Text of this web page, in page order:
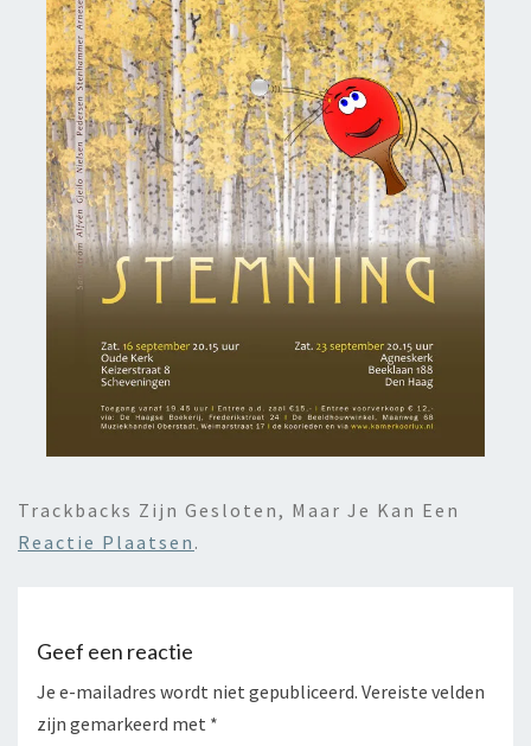
Trackbacks Zijn Gesloten, Maar Je Kan Een
Reactie Plaatsen .
Geef een reactie
Je e-mailadres wordt niet gepubliceerd. Vereiste velden
zijn gemarkeerd met *